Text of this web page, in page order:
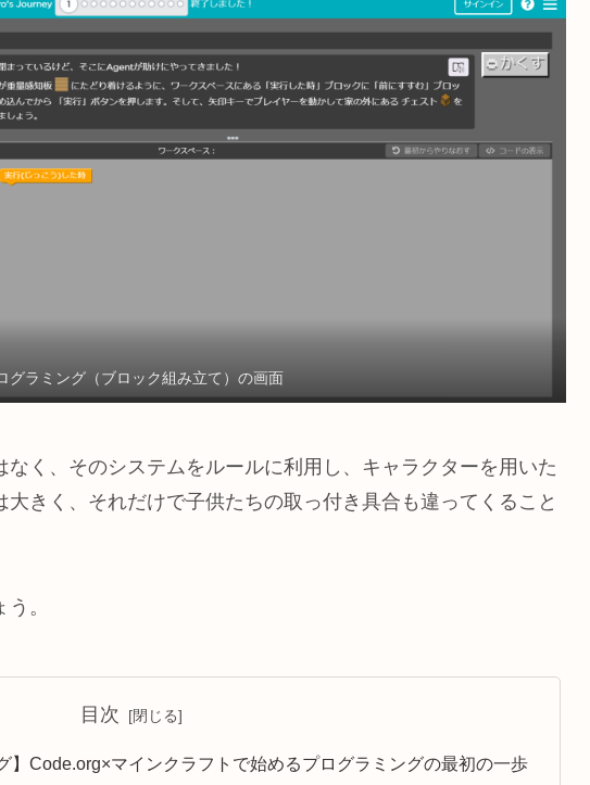
グラミング（ブロック組み立て）の画面
く、そのシステムをルールに利用し、キャラクターを用いた
きく、それだけで子供たちの取っ付き具合も違ってくること
。
目次
】Code.org×マインクラフトで始めるプログラミングの最初の一歩